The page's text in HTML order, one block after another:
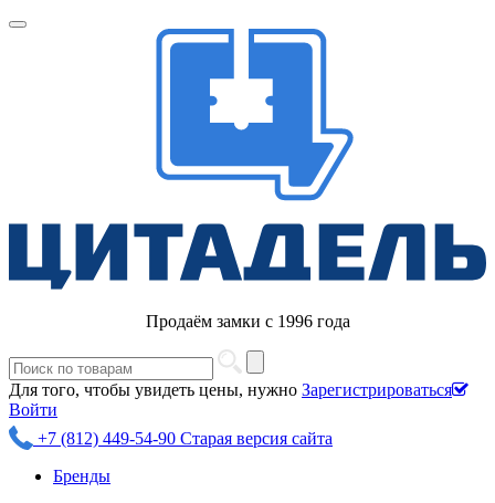
Продаём замки с 1996 года
Для того, чтобы увидеть цены, нужно Зарегистрироваться
Войти
+7 (812) 449-54-90 Старая версия сайта
Бренды